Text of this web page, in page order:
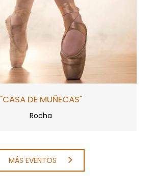
"CASA DE MUÑECAS"
Rocha
MÁS EVENTOS